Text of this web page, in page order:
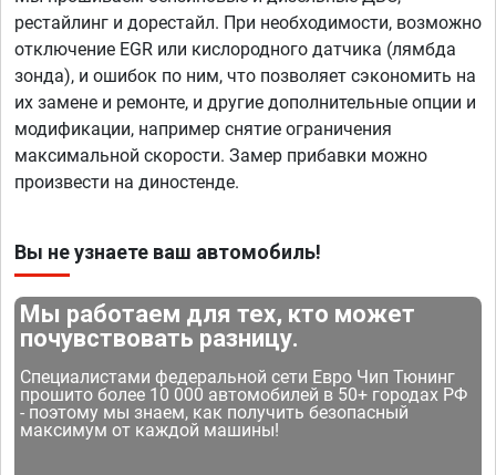
рестайлинг и дорестайл. При необходимости, возможно
отключение EGR или кислородного датчика (лямбда
зонда), и ошибок по ним, что позволяет сэкономить на
их замене и ремонте, и другие дополнительные опции и
модификации, например снятие ограничения
максимальной скорости. Замер прибавки можно
произвести на диностенде.
Вы не узнаете ваш автомобиль!
Мы работаем для тех, кто может
почувствовать разницу.
Специалистами федеральной сети Евро Чип Тюнинг
прошито более 10 000 автомобилей в 50+ городах РФ
- поэтому мы знаем, как получить безопасный
максимум от каждой машины!